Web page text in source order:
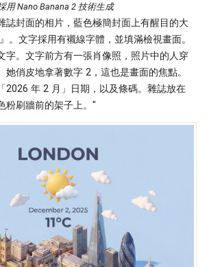
用 Nano Banana 2 技術生成
誌封面的相片，藍色極簡封面上有醒目的大
。文字採用有襯線字體，並填滿檢視畫面。
字。文字前方有一張肖像照，照片中的人穿
她俏皮地拿著數字 2，這也是畫面的焦點。
2026 年 2 月」日期，以及條碼。雜誌放在
粉刷牆前的架子上。"